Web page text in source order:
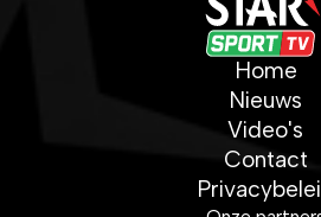
Home
Nieuws
Video's
Contact